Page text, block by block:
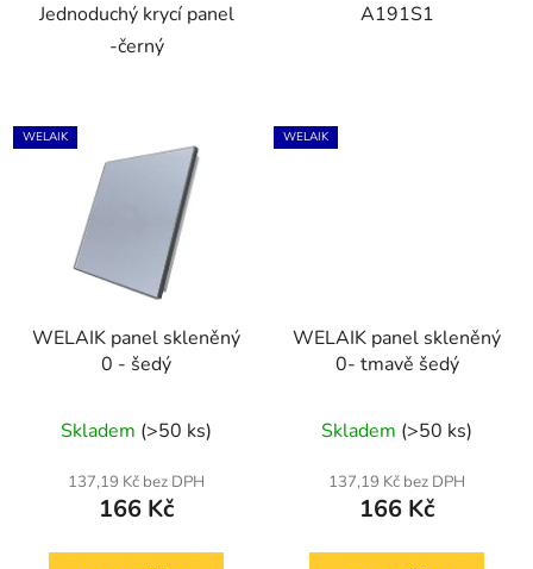
Jednoduchý krycí panel
-černý
A191S1
WELAIK
WELAIK panel skleněný
0 - šedý
Skladem (>50 ks)
137,19 Kč bez DPH
166 Kč
WELAIK
WELAIK panel skleněný
0- tmavě šedý
Skladem (>50 ks)
137,19 Kč bez DPH
166 Kč